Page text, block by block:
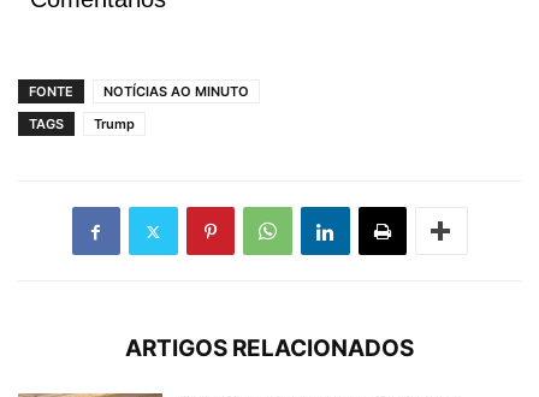
FONTE
NOTÍCIAS AO MINUTO
TAGS
Trump
ARTIGOS RELACIONADOS